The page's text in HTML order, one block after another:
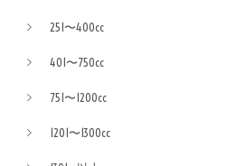
251〜400cc
401〜750cc
751〜1200cc
1201〜1300cc